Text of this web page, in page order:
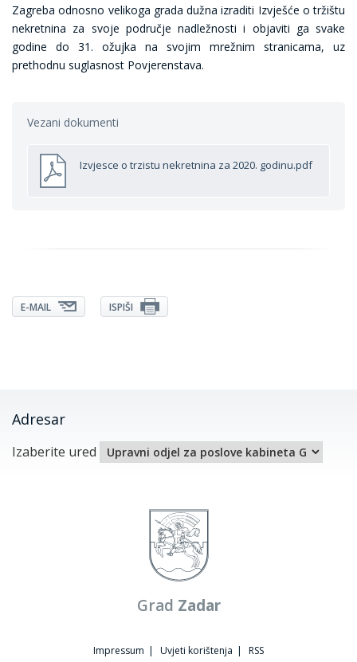
Zagreba odnosno velikoga grada dužna izraditi Izvješće o tržištu
nekretnina za svoje područje nadležnosti i objaviti ga svake
godine do 31. ožujka na svojim mrežnim stranicama, uz
prethodnu suglasnost Povjerenstava.
Vezani dokumenti
Izvjesce o trzistu nekretnina za 2020. godinu.pdf
E-MAIL ISPIŠI
Adresar
Izaberite ured
Grad Zadar
Impressum | Uvjeti korištenja | RSS